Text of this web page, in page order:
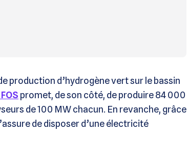
production d’hydrogène vert sur le bassin
promet, de son côté, de produire 84 000
de 100 MW chacun. En revanche, grâce
de disposer d’une électricité